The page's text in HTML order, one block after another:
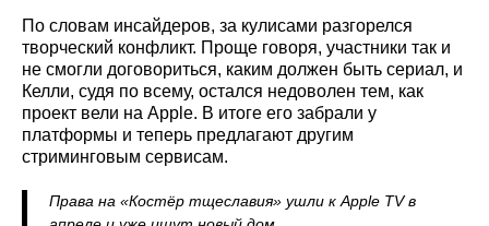
По словам инсайдеров, за кулисами разгорелся
творческий конфликт. Проще говоря, участники так и
не смогли договориться, каким должен быть сериал, и
Келли, судя по всему, остался недоволен тем, как
проект вели на Apple. В итоге его забрали у
платформы и теперь предлагают другим
стриминговым сервисам.
Права на «Костёр тщеславия» ушли к Apple TV в